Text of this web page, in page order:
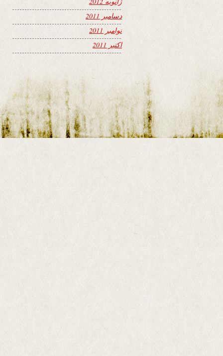
دسامبر 2011
نوامبر 2011
اکتبر 2011